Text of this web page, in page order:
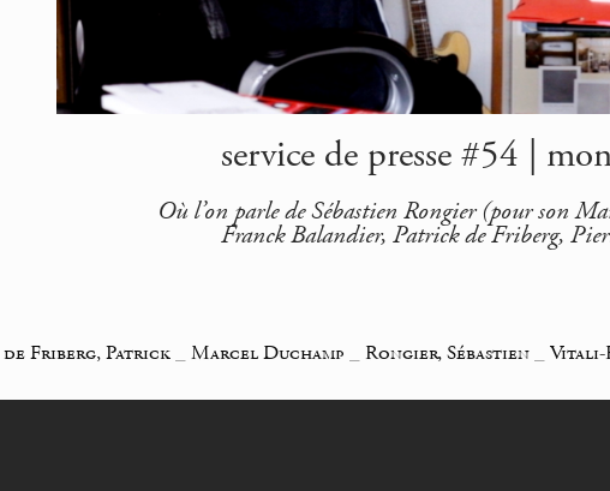
service de presse #54 |
Où l’on parle de Sébastien Rongier (pour son
Franck Balandier, Patrick de Friberg,
_de Friberg, Patrick _Marcel Duchamp _Rongier, Sébastien _Vitali-